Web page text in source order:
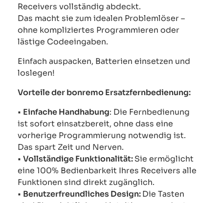
Receivers vollständig abdeckt.
Das macht sie zum idealen Problemlöser –
ohne kompliziertes Programmieren oder
lästige Codeeingaben.
Einfach auspacken, Batterien einsetzen und
loslegen!
Vorteile der bonremo Ersatzfernbedienung:
• Einfache Handhabung: Die Fernbedienung
ist sofort einsatzbereit, ohne dass eine
vorherige Programmierung notwendig ist.
Das spart Zeit und Nerven.
• Vollständige Funktionalität:Sie ermöglicht
eine 100% Bedienbarkeit Ihres Receivers alle
Funktionen sind direkt zugänglich.
• Benutzerfreundliches Design:Die Tasten